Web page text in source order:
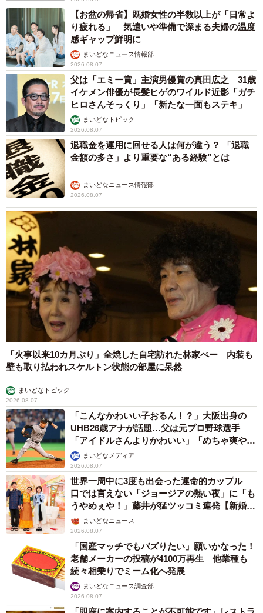
【お盆の帰省】既婚女性の半数以上が「日常よ
り疲れる」 気遣いや準備で深まる夫婦の温度
感ギャップ鮮明に
まいどなニュース情報部
2026.08.07
父は「エミー賞」主演男優賞の真田広之 31歳
イケメン俳優が長髪ヒゲのワイルド近影「ガチ
ヒロさんそっくり」「新たな一面もステキ」
まいどなトピック
2026.08.07
退職金を運用に回せる人は何が違う？ 「退職
金額の多さ」より重要な“ある経験”とは
まいどなニュース情報部
2026.08.07
「火事以来10カ月ぶり」全焼した自宅訪れた林家ぺー 内装も
壁も取り払われスケルトン状態の部屋に呆然
まいどなトピック
2026.08.07
「こんなかわいい子おるん！？」大阪出身の
UHB26歳アナが話題…父は元プロ野球選手
「アイドルさんよりかわいい」「めちゃ爽や
か」まいどなメディア
2026.08.07
世界一周中に3度も出会った運命的カップル
口では言えない「ジョージアの熱い夜」に「も
うやめぇや！」藤井が猛ツッコミ連発【新婚さ
ん】まいどなニュース
2026.08.07
「国産マッチでもバズりたい」願いかなった！
老舗メーカーの投稿が4100万再生 他業種も
続々相乗りでミーム化へ発展
まいどなニュース調査部
2026.08.07